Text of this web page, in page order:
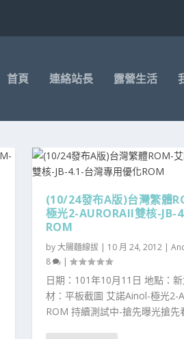
首頁 連絡站長 露營生活
(10/24發布A版)台灣繁體
極光2-AURORAII雙核-JB-
ROM
by大腸麵線拔| 10 月 24, 2012|
8
|
日期：101年10月11日 地點：
材：平板截圖 艾諾Ainol-極光2-
ROM 持續測試中-搶先曝光搶先